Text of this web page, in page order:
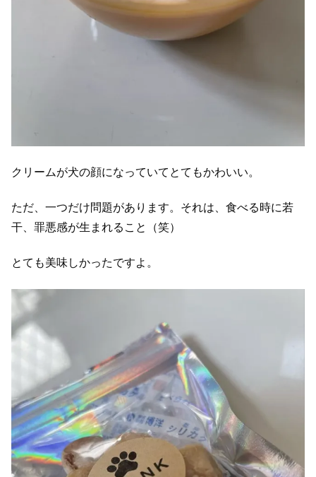
クリームが犬の顔になっていてとてもかわいい。
ただ、一つだけ問題があります。それは、食べる時に若
干、罪悪感が生まれること（笑）
とても美味しかったですよ。